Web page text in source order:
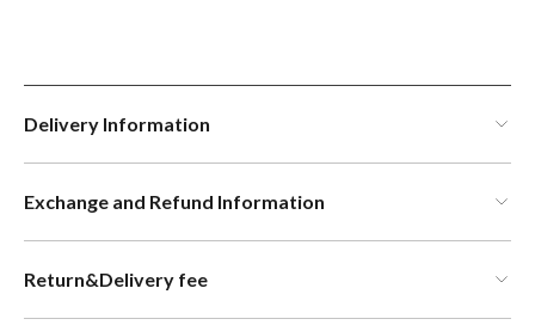
Delivery Information
Exchange and Refund Information
Return&Delivery fee